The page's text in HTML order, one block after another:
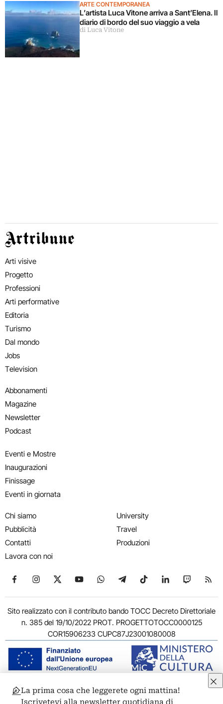
ARTE CONTEMPORANEA
L’artista Luca Vitone arriva a Sant’Elena. Il
diario di bordo del suo viaggio a vela
di Luca Vitone
Artribune
Arti visive
Progetto
Professioni
Arti performative
Editoria
Turismo
Dal mondo
Jobs
Television
Abbonamenti
Magazine
Newsletter
Podcast
Eventi e Mostre
Inaugurazioni
Finissage
Eventi in giornata
Chi siamo
Pubblicità
Contatti
Lavora con noi
University
Travel
Produzioni
Seguici su Facebook
Seguici su Instagram
Seguici su X
Seguici su YouTube
Seguici su WhatsApp
Seguici su Telegram
Seguici su TikTok
Seguici su
Seguici
Sito realizzato con il contributo bando TOCC Decreto Direttoriale
n. 385 del 19/10/2022 PROT. PROGETTOTOCC0000125
COR15906233 CUPC87J23001080008
© 2011-2026 ARTRIBUNE srl – Corso Vittorio Emanuele II, 287 –
La prima cosa che leggerete ogni mattina!
Iscrivetevi alla newsletter quotidiana di